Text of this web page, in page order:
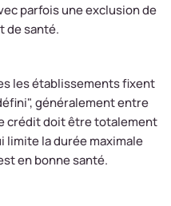
parfois une exclusion de
de santé.
les établissements fixent
généralement entre
crédit doit être totalement
limite la durée maximale
en bonne santé.